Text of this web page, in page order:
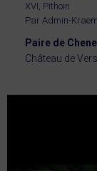
XVI, Pithoin
Par Admin-
Paire de
Château de